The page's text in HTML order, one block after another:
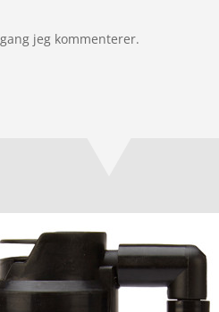
jeg kommenterer.